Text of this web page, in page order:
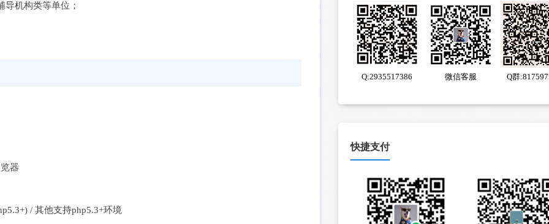
导机构类等单位；
器
/ 其他支持php5.3+环境
Q:2935517386 微信客服 Q群
快捷支付